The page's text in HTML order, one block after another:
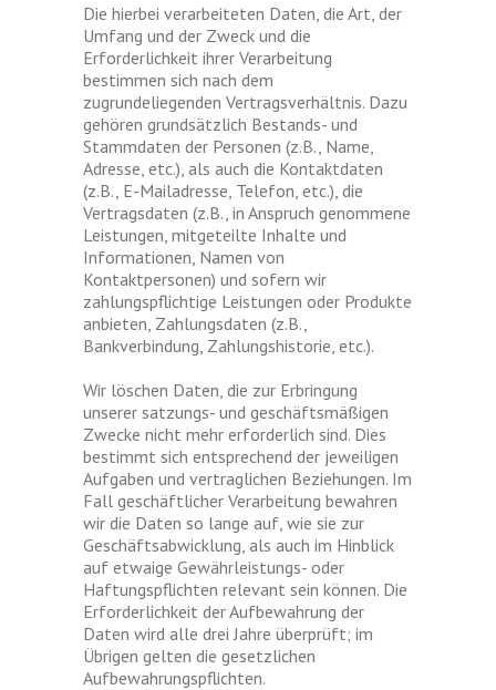
Die hierbei verarbeiteten Daten, die Art, der
Umfang und der Zweck und die
Erforderlichkeit ihrer Verarbeitung
bestimmen sich nach dem
zugrundeliegenden Vertragsverhältnis. Dazu
gehören grundsätzlich Bestands- und
Stammdaten der Personen (z.B., Name,
Adresse, etc.), als auch die Kontaktdaten
(z.B., E-Mailadresse, Telefon, etc.), die
Vertragsdaten (z.B., in Anspruch genommene
Leistungen, mitgeteilte Inhalte und
Informationen, Namen von
Kontaktpersonen) und sofern wir
zahlungspflichtige Leistungen oder Produkte
anbieten, Zahlungsdaten (z.B.,
Bankverbindung, Zahlungshistorie, etc.).
Wir löschen Daten, die zur Erbringung
unserer satzungs- und geschäftsmäßigen
Zwecke nicht mehr erforderlich sind. Dies
bestimmt sich entsprechend der jeweiligen
Aufgaben und vertraglichen Beziehungen. Im
Fall geschäftlicher Verarbeitung bewahren
wir die Daten so lange auf, wie sie zur
Geschäftsabwicklung, als auch im Hinblick
auf etwaige Gewährleistungs- oder
Haftungspflichten relevant sein können. Die
Erforderlichkeit der Aufbewahrung der
Daten wird alle drei Jahre überprüft; im
Übrigen gelten die gesetzlichen
Aufbewahrungspflichten.